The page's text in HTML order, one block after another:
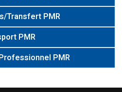
Transfert PMR
PMR
PMR